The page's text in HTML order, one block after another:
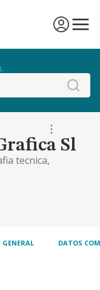
Sl
tecnica,
y video. 2. la
y
la reproduccion e
por
DATOS